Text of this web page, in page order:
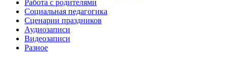
Работа с родителями
Социальная педагогика
Сценарии праздников
Аудиозаписи
Видеозаписи
Разное